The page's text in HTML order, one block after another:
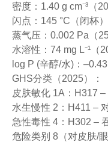
密度：1.40 g cm⁻³（20
闪点：145 °C（闭杯）
蒸气压：0.002 Pa（25
水溶性：74 mg L⁻¹（
log P (辛醇/水)：–0.43
GHS分类（2025）：
皮肤敏化 1A：H317
水生慢性 2：H411 –
急性毒性 4：H302 –
危险类别 8（对皮肤/